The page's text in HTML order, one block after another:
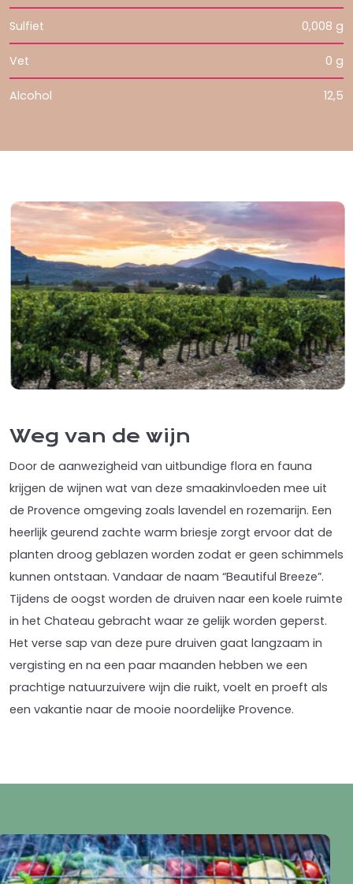
Sulfiet 0,008 g
Vet 0 g
Alcohol 12,5
Weg van de wijn
Door de aanwezigheid van uitbundige flora en fauna
krijgen de wijnen wat van deze smaakinvloeden mee uit
de Provence omgeving zoals lavendel en rozemarijn. Een
heerlijk geurend zachte warm briesje zorgt ervoor dat de
planten droog geblazen worden zodat er geen schimmels
kunnen ontstaan. Vandaar de naam “Beautiful Breeze”.
Tijdens de oogst worden de druiven naar een koele ruimte
in het Chateau gebracht waar ze gelijk worden geperst.
Het verse sap van deze pure druiven gaat langzaam in
vergisting en na een paar maanden hebben we een
prachtige natuurzuivere wijn die ruikt, voelt en proeft als
een vakantie naar de mooie noordelijke Provence.